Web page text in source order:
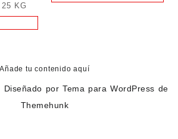
KG
Añade tu contenido aquí
Diseñado por Tema para WordPress de
Themehunk